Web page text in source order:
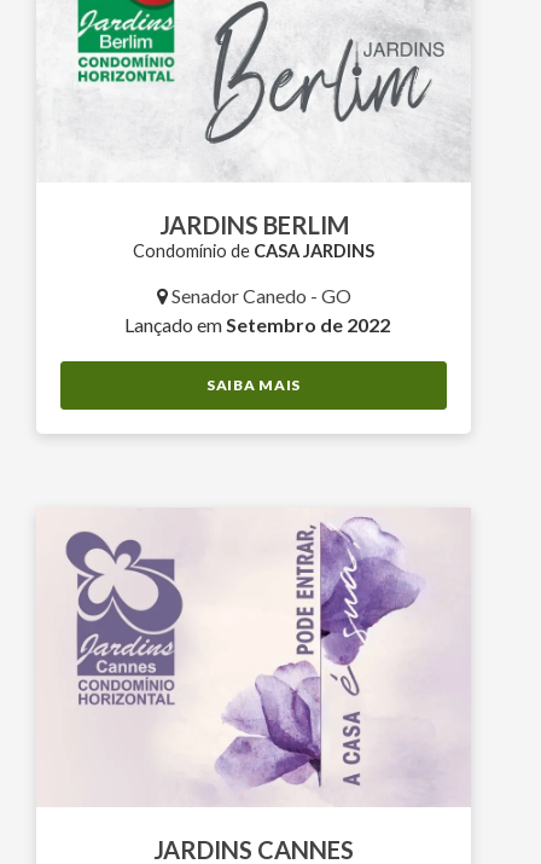
JARDINS BERLIM
Condomínio de CASA JARDINS
Senador Canedo - GO
Lançado emSetembro de 2022
SAIBA MAIS
JARDINS CANNES